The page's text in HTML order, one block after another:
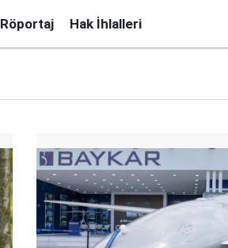
Röportaj Hak İhlalleri